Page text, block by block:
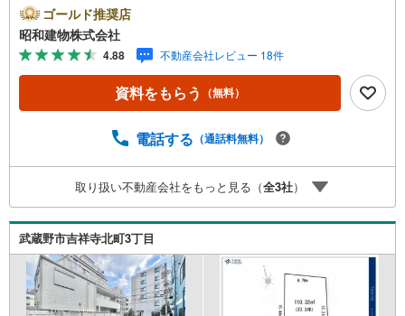
ためお好きなプランで建築可能。吉祥寺駅徒歩12分。三鷹
駅徒歩13分、2駅3路線を利用できる立地。 ・・・地域密着
昭和建物です・・・ 西荻窪に創業44年、地域密着の不動
産会社です。 不動産購入、買換えには、不安がつきも
の。 物件の選定や住宅ローンはもちろん地域密着だからこ
その情報をお伝え、ご提案いたします。 お気軽にご相
しております。 同じ立地、同じ建物は存在しません。唯一
チャイルド-シートの用意もございます。 ご家族で楽しくご
検討頂けるようご案内しておりますのでぜひ、お気軽にお
問い合わせください。 営業時間: 9:00 - 20:00
ゴールド推奨店
昭和建物株式会社
4.88 不動産会社レビュー 18件
資料をもらう （無料）
電話する （通話料無料）
取り扱い不動産会社をもっと見る（全3社）
武蔵野市吉祥寺北町3丁目